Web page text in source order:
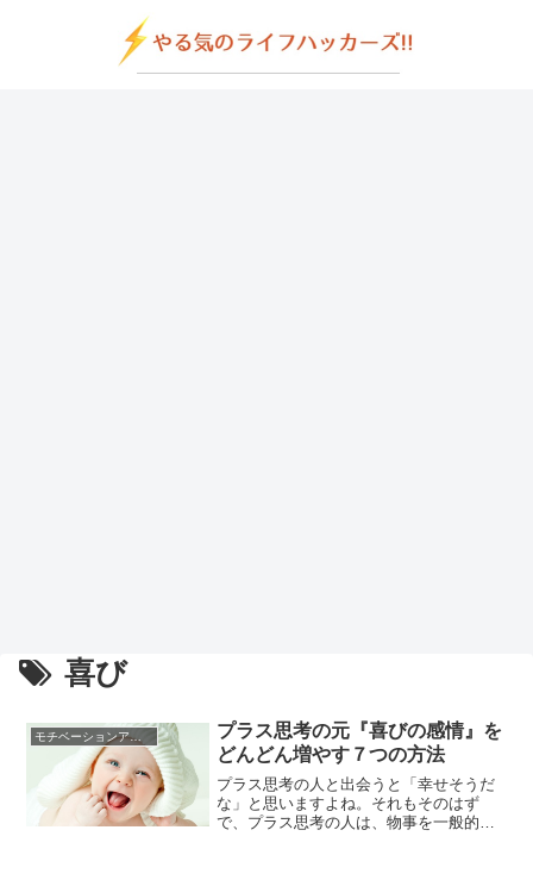
喜び
モチベーションアップの方法
プラス思考の元『喜びの感情』を
どんどん増やす７つの方法
プラス思考の人と出会うと「幸せそうだ
な」と思いますよね。それもそのはず
で、プラス思考の人は、物事を一般的な